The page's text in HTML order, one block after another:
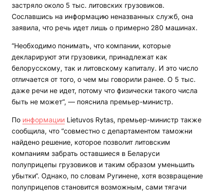
застряло около 5 тыс. литовских грузовиков.
Сославшись на информацию неназванных служб, она
заявила, что речь идет лишь о примерно 280 машинах.
“Необходимо понимать, что компании, которые
декларируют эти грузовики, принадлежат как
белорусскому, так и литовскому капиталу. И это число
отличается от того, о чем мы говорили ранее. О 5 тыс.
даже речи не идет, потому что физически такого числа
быть не может“, — пояснила премьер-министр.
По информации Lietuvos Rytas, премьер-министр также
сообщила, что “совместно с департаментом таможни
найдено решение, которое позволит литовским
компаниям забрать оставшиеся в Беларуси
полуприцепы грузовиков и таким образом уменьшить
убытки“. Однако, по словам Ругинене, хотя возвращение
полуприцепов становится возможным, сами тягачи